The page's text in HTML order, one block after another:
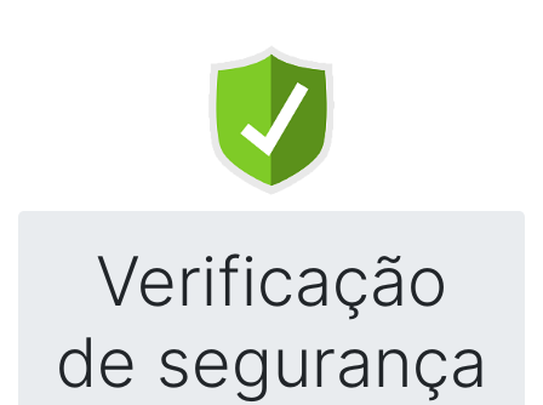
Verificação
de segurança